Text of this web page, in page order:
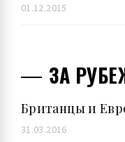
01.12.2015
ЗА
Британцы и
31.03.2016